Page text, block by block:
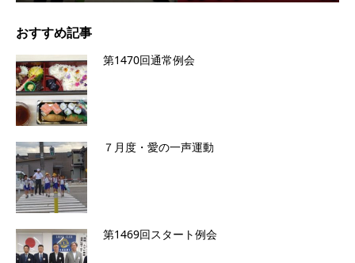
おすすめ記事
第1470回通常例会
７月度・愛の一声運動
第1469回スタート例会